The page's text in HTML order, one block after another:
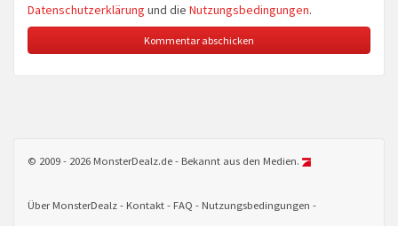
Datenschutzerklärung und die Nutzungsbedingungen.
© 2009 - 2026 MonsterDealz.de - Bekannt aus den Medien.
Über MonsterDealz Kontakt FAQ Nutzungsbedingungen